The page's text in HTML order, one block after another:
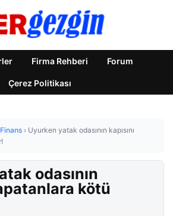
Firma Rehberi Forum
Çerez Politikası
Finans › Uyurken yatak odasının kapısını
odasının
kötü